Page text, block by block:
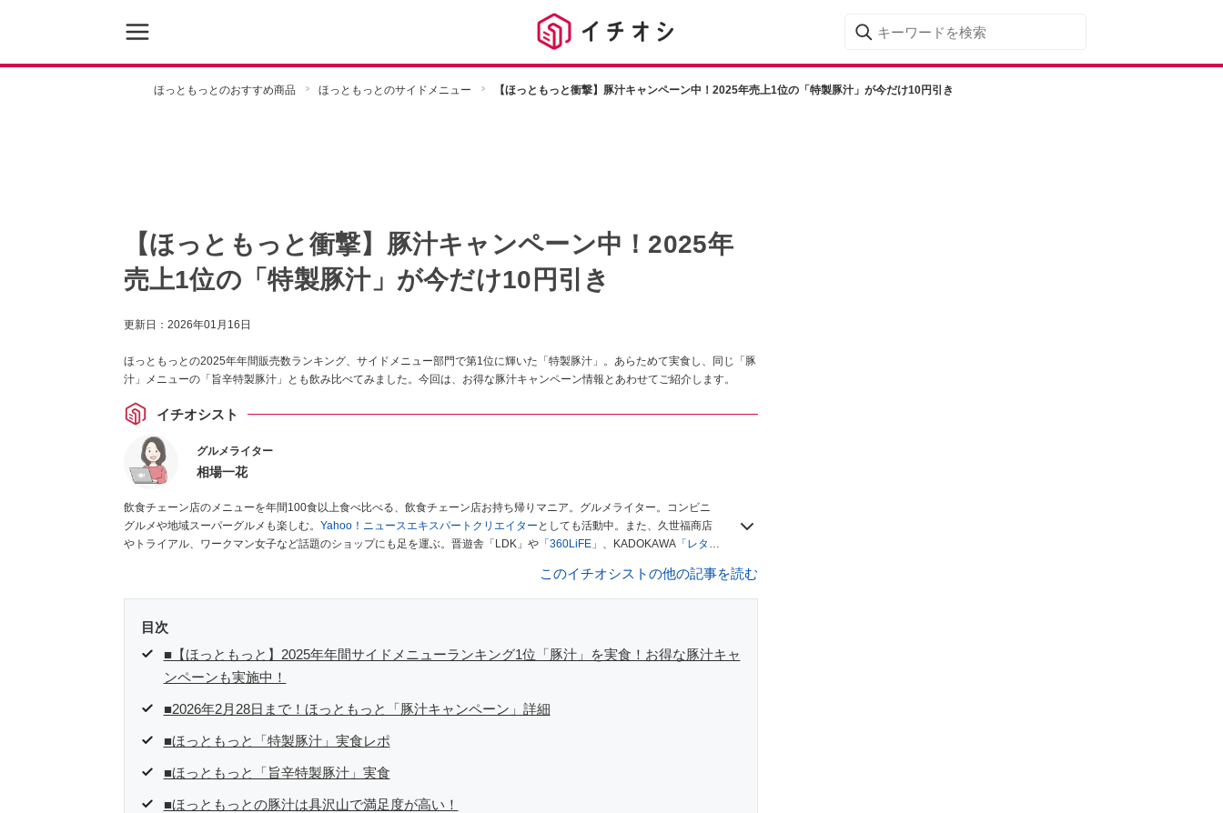
ほっともっとのおすすめ商品 ほっともっとのサイドメニュー 【ほっともっと衝撃】豚汁キャンペーン中！2025年売上1位の「特製豚汁」が今だけ10円引き
【ほっともっと衝撃】豚汁キャンペーン中！2025年
売上1位の「特製豚汁」が今だけ10円引き
更新日： 2026年01月16日
ほっともっとの2025年年間販売数ランキング、サイドメニュー部門で第1位に輝いた「特製豚汁」。あらためて実食し、同じ「豚
汁」メニューの「旨辛特製豚汁」とも飲み比べてみました。今回は、お得な豚汁キャンペーン情報とあわせてご紹介します。
イチオシスト
グルメライター
相場一花
飲食チェーン店のメニューを年間100食以上食べ比べる、飲食チェーン店お持ち帰りマニア。グルメライター。コンビニ
グルメや地域スーパーグルメも楽しむ。 Yahoo！ニュースエキスパートクリエイター としても活動中。また、久世福商店
やトライアル、ワークマン女子など話題のショップにも足を運ぶ。晋遊舎「LDK」や「360LiFE」 、KADOKAWA「レタス
このイチオシストの他の記事を読む
目次
■【ほっともっと】2025年年間サイドメニューランキング1位「豚汁」を実食！お得な豚汁キャ
ンペーンも実施中！
■2026年2月28日まで！ほっともっと「豚汁キャンペーン」詳細
■ほっともっと「特製豚汁」実食レポ
■ほっともっと「旨辛特製豚汁」実食
■ほっともっとの豚汁は具沢山で満足度が高い！